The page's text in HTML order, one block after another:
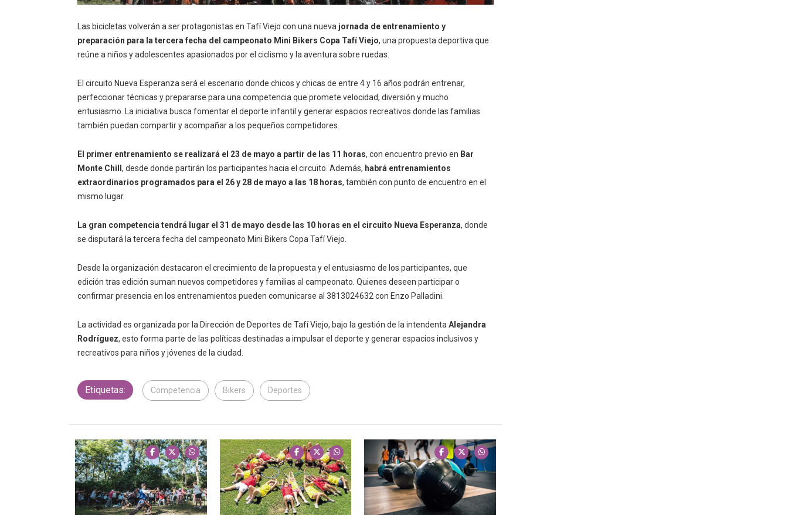
Las bicicletas volverán a ser protagonistas en Tafí Viejo con una nueva jornada de entrenamiento y
preparación para la tercera fecha del campeonato Mini Bikers Copa Tafí Viejo, una propuesta deportiva que
reúne a niños y adolescentes apasionados por el ciclismo y la aventura sobre ruedas.
El circuito Nueva Esperanza será el escenario donde chicos y chicas de entre 4 y 16 años podrán entrenar,
perfeccionar técnicas y prepararse para una competencia que promete velocidad, diversión y mucho
entusiasmo. La iniciativa busca fomentar el deporte infantil y generar espacios recreativos donde las familias
también puedan compartir y acompañar a los pequeños competidores.
El primer entrenamiento se realizará el 23 de mayo a partir de las 11 horas, con encuentro previo en Bar
Monte Chill , desde donde partirán los participantes hacia el circuito. Además, habrá entrenamientos
extraordinarios programados para el 26 y 28 de mayo a las 18 horas, también con punto de encuentro en el
mismo lugar.
La gran competencia tendrá lugar el 31 de mayo desde las 10 horas en el circuito Nueva Esperanza, donde
se disputará la tercera fecha del campeonato Mini Bikers Copa Tafí Viejo.
Desde la organización destacaron el crecimiento de la propuesta y el entusiasmo de los participantes, que
edición tras edición suman nuevos competidores y familias al campeonato. Quienes deseen participar o
confirmar presencia en los entrenamientos pueden comunicarse al 3813024632 con Enzo Palladini.
La actividad es organizada por la Dirección de Deportes de Tafí Viejo, bajo la gestión de la intendenta Alejandra
Rodríguez, esto forma parte de las políticas destinadas a impulsar el deporte y generar espacios inclusivos y
recreativos para niños y jóvenes de la ciudad.
Etiquetas: Competencia Bikers Deportes